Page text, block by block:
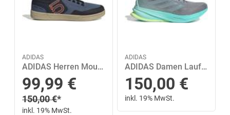
ADIDAS
ADIDAS Herren Mountainbikeschuhe FREERIDER PRO CANVAS 46 in Grau
Sonderpreis
99,99 €
Regulärer Preis
150,00€*
inkl. 19% MwSt.
ADIDAS
ADIDAS Damen Laufschuhe Supernova Rise 2 38 in Grau
150,00 €
inkl. 19% MwSt.